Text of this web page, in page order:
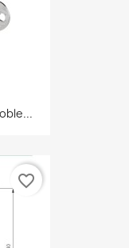
favorite_border